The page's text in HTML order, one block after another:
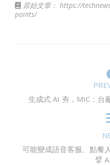
原始文章： https://
points/
生成式 AI 夯，MIC：台
可能變成語音客服、點餐
擘